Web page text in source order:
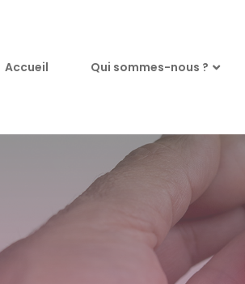
Accueil Qui sommes-nous ?